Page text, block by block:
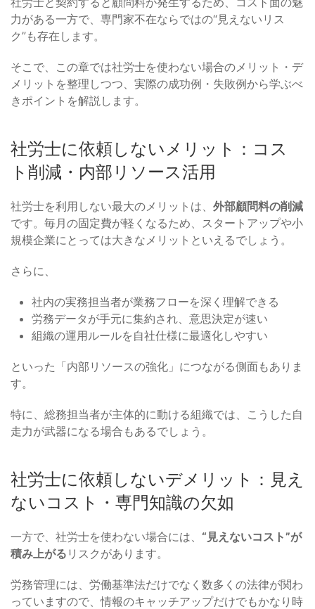
力がある一方で、専門家不在ならではの“見えないリス
ク”も存在します。
そこで、この章では社労士を使わない場合のメリット・デ
メリットを整理しつつ、実際の成功例・失敗例から学ぶべ
きポイントを解説します。
社労士に依頼しないメリット：コス
ト削減・内部リソース活用
社労士を利用しない最大のメリットは、 外部顧問料の削減
です。毎月の固定費が軽くなるため、スタートアップや小
規模企業にとっては大きなメリットといえるでしょう。
さらに、
社内の実務担当者が業務フローを深く理解できる
労務データが手元に集約され、意思決定が速い
組織の運用ルールを自社仕様に最適化しやすい
といった「内部リソースの強化」につながる側面もありま
す。
特に、総務担当者が主体的に動ける組織では、こうした自
走力が武器になる場合もあるでしょう。
社労士に依頼しないデメリット：見え
ないコスト・専門知識の欠如
一方で、社労士を使わない場合には、 “見えないコスト”が
積み上がる リスクがあります。
労務管理には、労働基準法だけでなく数多くの法律が関わ
っていますので、情報のキャッチアップだけでもかなり時